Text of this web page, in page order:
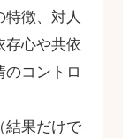
特徴、対人
存心や共依
コントロ
結果だけで